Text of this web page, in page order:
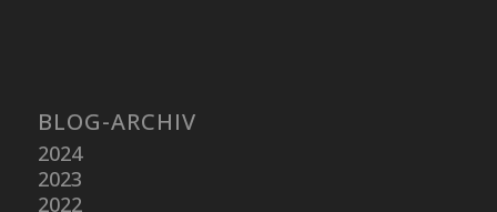
BLOG-ARCHIV
2024
2023
2022